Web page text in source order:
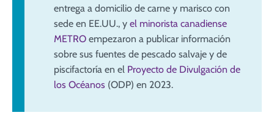
entrega a domicilio de carne y marisco con
sede en EE.UU., y el minorista canadiense
METRO empezaron a publicar información
sobre sus fuentes de pescado salvaje y de
piscifactoría en el Proyecto de Divulgación de
los Océanos (ODP) en 2023.